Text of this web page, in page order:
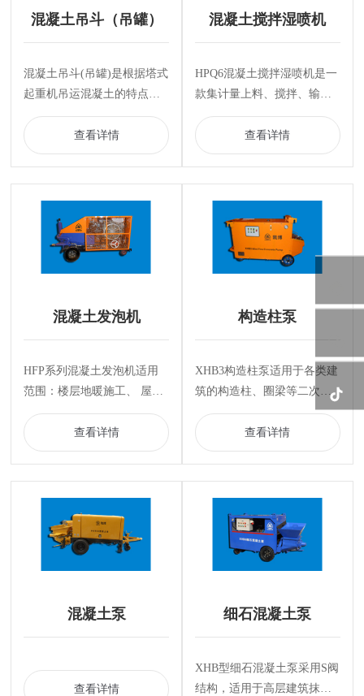
混凝土吊斗（吊罐）
混凝土吊斗(吊罐)是根据塔式
起重机吊运混凝土的特点而
开发的，美观实用，设计严
谨，安全可靠，质优价廉。
适于工地吊运混凝土、砂浆
查看详情
混凝土搅拌湿喷机
HPQ6混凝土搅拌湿喷机是一
款集计量上料、搅拌、输送
及喷射功能于一体的混凝土
施工设备，也可简化作为一
体化搅拌输送设备。
查看详情
混凝土发泡机
HFP系列混凝土发泡机适用
范围：楼层地暖施工、 屋面
保温施工。
查看详情
构造柱泵
XHB3构造柱泵适用于各类建
筑的构造柱、圈梁等二次结
构的细石混凝土或建筑砂浆
的泵送施工，其过流能力
强，体积轻小，移动灵活，
查看详情
混凝土泵
查看详情
细石混凝土泵
XHB型细石混凝土泵采用S阀
结构，适用于高层建筑抹